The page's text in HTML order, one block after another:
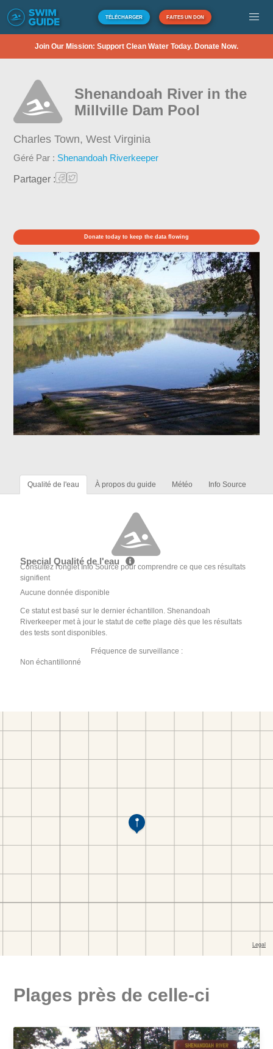
TÉLÉCHARGER FAITES UN DON
Join Our Mission: Support Clean Water Today. Donate Now.
Shenandoah River in the
Millville Dam Pool
Charles Town,West Virginia
Géré Par : Shenandoah Riverkeeper
Partager :
Donate today to keep the data flowing
Qualité de l'eau À propos du guide Météo Info Source
Special Qualité de l'eau
Consultez l'onglet Info Source pour comprendre ce que ces résultats
signifient
Aucune donnée disponible
Ce statut est basé sur le dernier échantillon. Shenandoah
Riverkeeper met à jour le statut de cette plage dès que les résultats
des tests sont disponibles.
Fréquence de surveillance :
Non échantillonné
Plages près de celle-ci